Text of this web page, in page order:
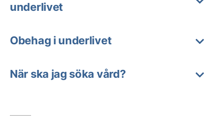
underlivet
Obehag i underlivet
När ska jag söka vård?